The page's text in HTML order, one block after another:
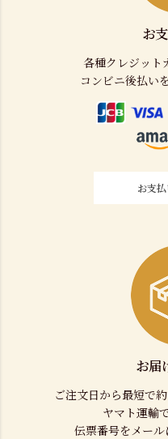
お
各種クレジッ
コンビニ後払い
お支
お届
ご注文日から最短で
ヤマト運輸
伝票番号をメール